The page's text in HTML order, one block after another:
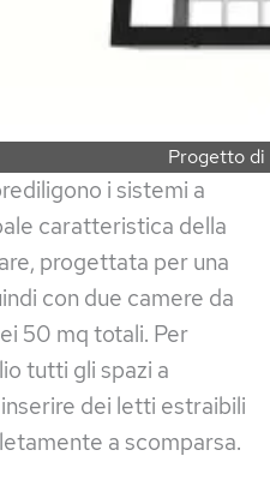
Progetto di
i sistemi a
caratteristica della
progettata per una
con due camere da
50 mq totali. Per
tutti gli spazi a
dei letti estraibili
a scomparsa.